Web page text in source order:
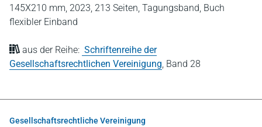
145X210 mm, 2023, 213 Seiten, Tagungsband, Buch
flexibler Einband
aus der Reihe: Schriftenreihe der
Gesellschaftsrechtlichen Vereinigung Band 28
Gesellschaftsrechtliche Vereinigung